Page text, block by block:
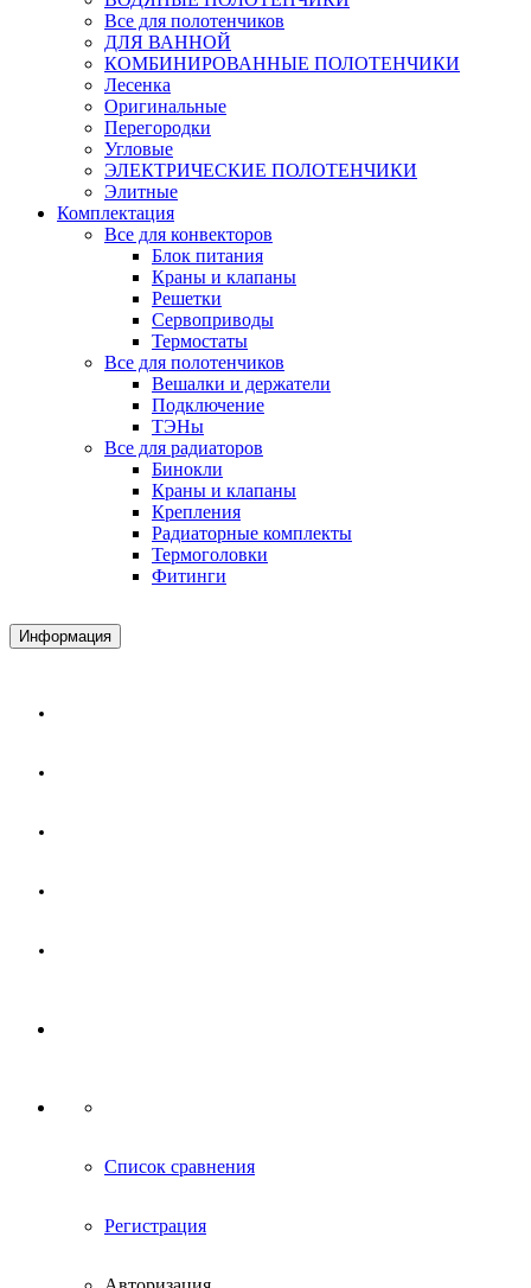
Все для полотенчиков
ДЛЯ ВАННОЙ
КОМБИНИРОВАННЫЕ ПОЛОТЕНЧИКИ
Лесенка
Оригинальные
Перегородки
Угловые
ЭЛЕКТРИЧЕСКИЕ ПОЛОТЕНЧИКИ
Элитные
Комплектация
Все для конвекторов
Блок питания
Краны и клапаны
Решетки
Сервоприводы
Термостаты
Все для полотенчиков
Вешалки и держатели
Подключение
ТЭНы
Все для радиаторов
Бинокли
Краны и клапаны
Крепления
Радиаторные комплекты
Термоголовки
Фитинги
Информация
Список сравнения
Регистрация